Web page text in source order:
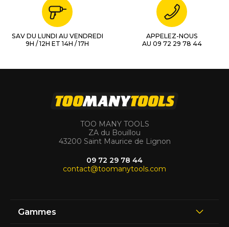
SAV DU LUNDI AU VENDREDI
9H / 12H ET 14H / 17H
APPELEZ-NOUS
AU 09 72 29 78 44
TOO MANY TOOLS
ZA du Bouillou
43200 Saint Maurice de Lignon
09 72 29 78 44
contact@toomanytools.com
Gammes